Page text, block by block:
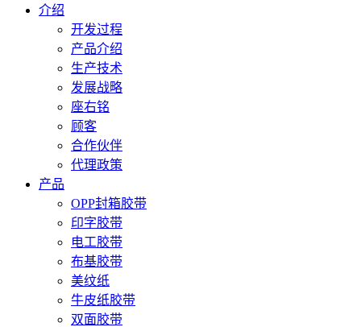
介绍
开发过程
产品介绍
生产技术
发展战略
座右铭
顾客
合作伙伴
代理政策
产品
OPP封箱胶带
印字胶带
电工胶带
布基胶带
美纹纸
牛皮纸胶带
双面胶带